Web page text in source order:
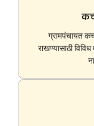
ग्रामपंचायत
राखण्यासाठी